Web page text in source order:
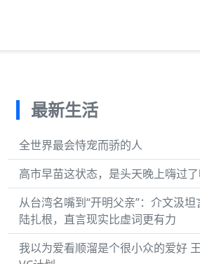
最新生活
全世界最会恃宠而骄的人
高市早苗这状态，是头天晚上嗨过了
从台湾名嘴到“开明父亲”：介文汲
陆扎根，直言现实比虚词更有力
我以为爱看顺溜是个很小众的爱好